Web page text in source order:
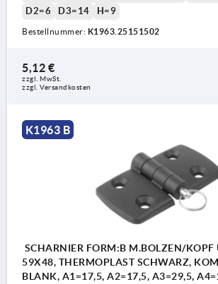
Form B: mit Bolzen/Kopf und
Form C: mit Bolzen/Kopf und Splint
4) Schlüsselring
D2=6
D3=14 H=9
Bestellnummer: K1963.25151502
5,12 €
zzgl. MwSt.
zzgl. Versandkosten
K1963 B
SCHARNIER FORM:B M.BOLZEN/KOPF
59X48, THERMOPLAST SCHWARZ,
BLANK, A1=17,5, A2=17,5, A3=29,5,